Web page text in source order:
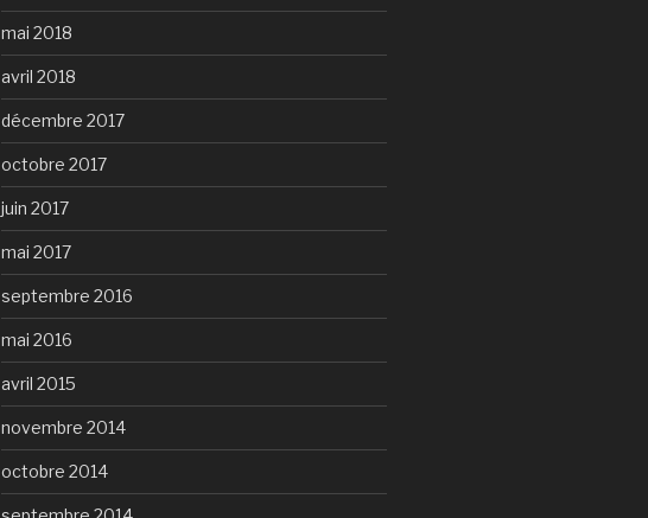
mai 2018
avril 2018
décembre 2017
octobre 2017
juin 2017
mai 2017
septembre 2016
mai 2016
avril 2015
novembre 2014
octobre 2014